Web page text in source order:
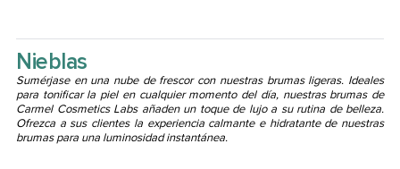
Nieblas
Sumérjase en una nube de frescor con nuestras brumas ligeras. Ideales
para tonificar la piel en cualquier momento del día, nuestras brumas de
Carmel Cosmetics Labs añaden un toque de lujo a su rutina de belleza.
Ofrezca a sus clientes la experiencia calmante e hidratante de nuestras
brumas para una luminosidad instantánea.